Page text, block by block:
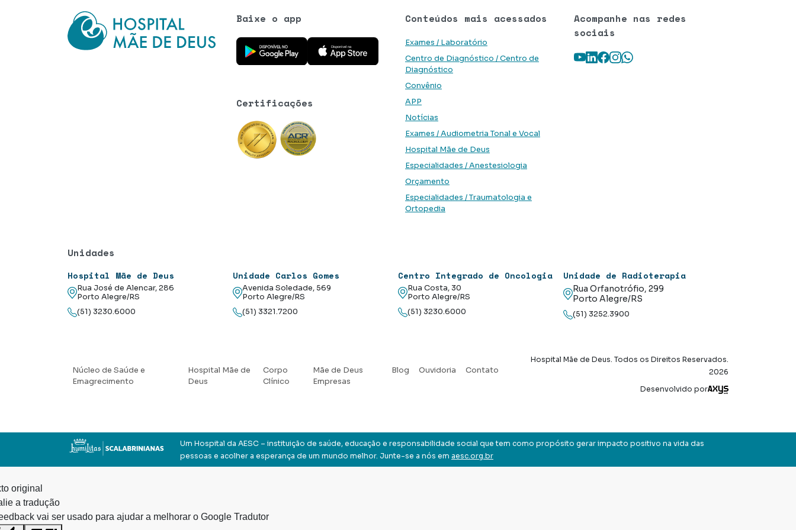
Conteúdos mais acessados
Exames / Laboratório
Centro de Diagnóstico / Centro de
Diagnóstico
Convênio
APP
Notícias
Exames / Audiometria Tonal e Vocal
Hospital Mãe de Deus
Especialidades / Anestesiologia
Orçamento
Especialidades / Traumatologia e
Ortopedia
Baixe o app
Baixe o aplicativo na Google Play Store
Baixe o aplicativo na App Store
Certificações
Acompanhe nas redes
sociais
Youtube
LinkedIn
Facebook
Instagram
WhatsApp
Unidades
Hospital Mãe de Deus
Rua José de Alencar, 286
Porto Alegre/RS
(51) 3230.6000
Unidade Carlos Gomes
Avenida Soledade, 569
Porto Alegre/RS
(51) 3321.7200
Centro Integrado de Oncologia
Rua Costa, 30
Porto Alegre/RS
(51) 3230.6000
Unidade de Radioterapia
Rua Orfanotrófio, 299
Porto Alegre/RS
(51) 3252.3900
Núcleo de Saúde e
Emagrecimento
Hospital Mãe de
Deus
Corpo
Clínico
Mãe de Deus
Empresas
Blog Ouvidoria Contato
Hospital Mãe de Deus. Todos os Direitos Reservados.
2026
Desenvolvido por
Axysweb
Um Hospital da AESC – instituição de saúde, educação e responsabilidade social que tem como propósito gerar impacto positivo na vida das
pessoas e acolher a esperança de um mundo melhor. Junte-se a nós em aesc.org.br
original
a tradução
vai ser usado para ajudar a melhorar o Google Tradutor